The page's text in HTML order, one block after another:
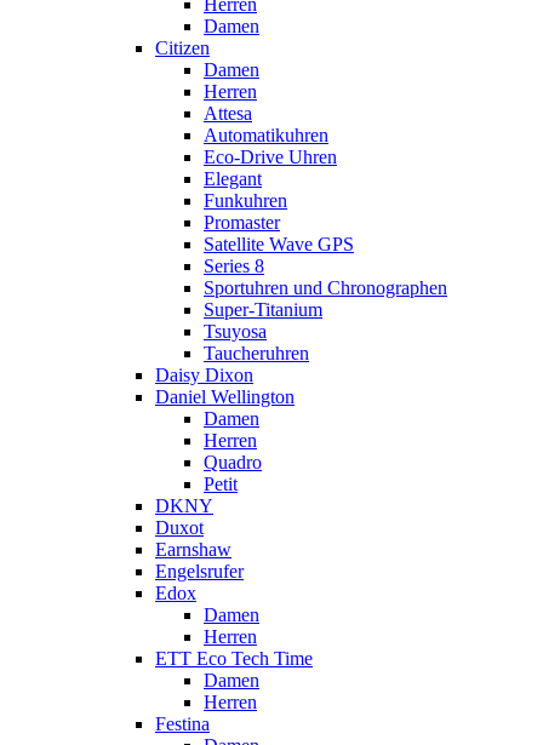
Herren
Damen
Citizen
Damen
Herren
Attesa
Automatikuhren
Eco-Drive Uhren
Elegant
Funkuhren
Promaster
Satellite Wave GPS
Series 8
Sportuhren und Chronographen
Super-Titanium
Tsuyosa
Taucheruhren
Daisy Dixon
Daniel Wellington
Damen
Herren
Quadro
Petit
DKNY
Duxot
Earnshaw
Engelsrufer
Edox
Damen
Herren
ETT Eco Tech Time
Damen
Herren
Festina